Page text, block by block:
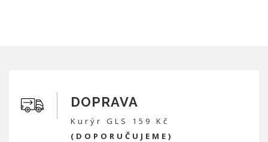
DOPRAVA
Kurýr GLS 159 Kč
(DOPORUČUJEME)